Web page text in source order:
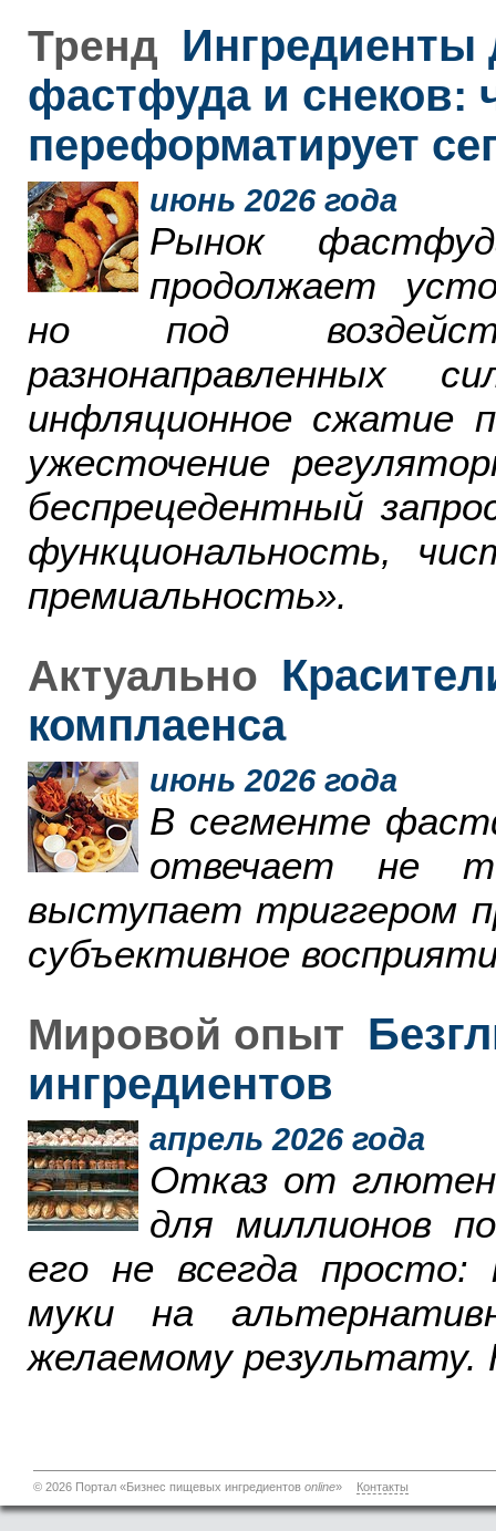
Тренд Ингредиенты
фастфуда и снеков:
переформатирует
июнь 2026 года
Рынок
продолжает
но под
инфляционное сжатие
ужесточение
беспрецедентный
функциональность,
премиальность».
Актуально
комплаенса
июнь 2026 года
В сегменте
отвечает не
выступает триггером
субъективное
Мировой опыт
ингредиентов
апрель 2026 года
Отказ от
для миллионов
его не всегда просто:
муки на
желаемому результату.
© 2026 Портал «Бизнес пищевых ингредиентов online» Контакты